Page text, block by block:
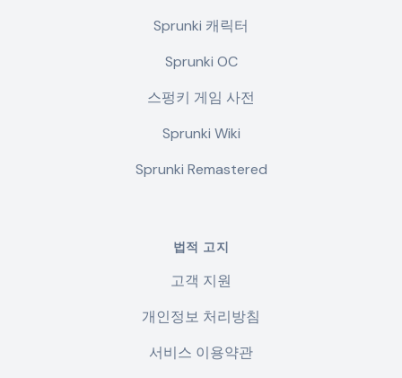
Sprunki 캐릭터
Sprunki OC
스펑키 게임 사전
Sprunki Wiki
Sprunki Remastered
법적 고지
고객 지원
개인정보 처리방침
서비스 이용약관